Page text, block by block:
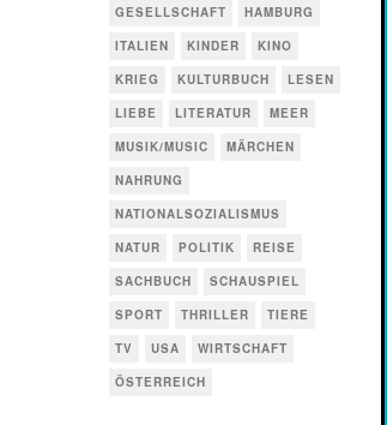
GESELLSCHAFT
HAMBURG
ITALIEN
KINDER
KINO
KRIEG
KULTURBUCH
LESEN
LIEBE
LITERATUR
MEER
MUSIK/MUSIC
MÄRCHEN
NAHRUNG
NATIONALSOZIALISMUS
NATUR
POLITIK
REISE
SACHBUCH
SCHAUSPIEL
SPORT
THRILLER
TIERE
TV
USA
WIRTSCHAFT
ÖSTERREICH